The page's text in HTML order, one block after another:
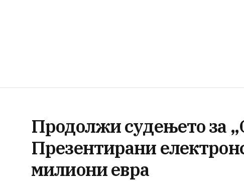
Продолжи судењето за
Презентирани
милиони евра